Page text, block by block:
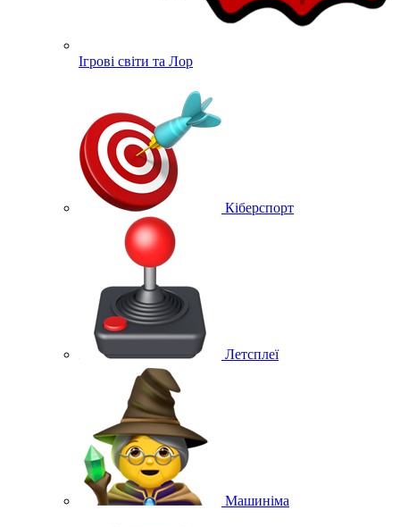
Ігрові світи та Лор
Кіберспорт
Летсплеї
Машиніма